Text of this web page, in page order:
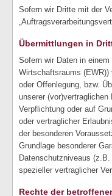
Sofern wir Dritte mit der
Übermittlungen in
Sofern wir Daten in
Wirtschaftsraums (EWR))
oder Offenlegung, bzw.
unserer
Verpflichtung oder auf
oder vertraglicher
der besonderen
Grundlage besonderer
Datenschutzniveaus
spezieller vertraglicher
Rechte der